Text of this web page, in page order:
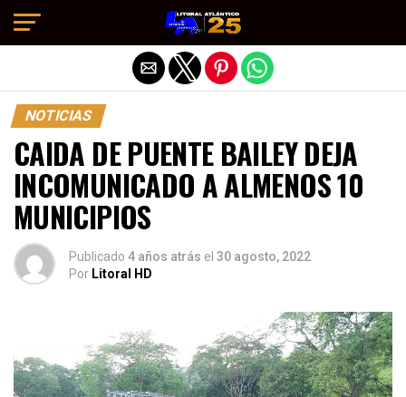
NOTICIAS
CAIDA DE PUENTE BAILEY DEJA
INCOMUNICADO A ALMENOS 10
MUNICIPIOS
Publicado 4 años atrás el 30 agosto, 2022
Por Litoral HD
Salir de la versión móvil